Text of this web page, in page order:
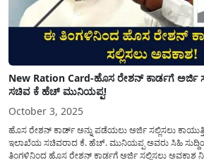
New Ration Card-ಹೊಸ ರೇಶನ್ ಕಾರ್ಡಗೆ ಅರ್ಜಿ
ಸಚಿವ ಕೆ ಹೆಚ್ ಮುನಿಯಪ್ಪ!
October 3, 2025
ಹೊಸ ರೇಶನ್ ಕಾರ್ಡ್ ಅನ್ನು ಪಡೆಯಲು ಅರ್ಜಿ ಸಲ್ಲಿಸಲು
ಇಲಾಖೆಯ ಸಚಿವರಾದ ಕೆ. ಹೆಚ್. ಮುನಿಯಪ್ಪ ಅವರು ಸಿಹಿ
ತಿಂಗಳಿನಿಂದ ಹೊಸ ರೇಶನ್ ಕಾರ್ಡಗೆ ಅರ್ಜಿ ಸಲ್ಲಿಸಲು ಅವಕಾಶ